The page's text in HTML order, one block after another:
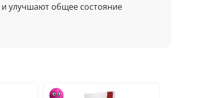
улучшают общее состояние